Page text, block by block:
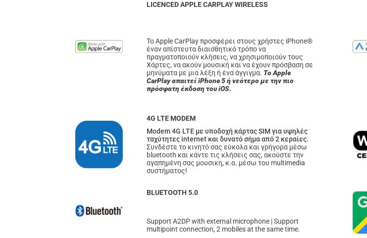
LICENCED APPLE CARPLAY WIRELESS
Το Apple CarPlay προσφέρει στους χρήστες iPhone®
έναν απίστευτα διαισθητικό τρόπο να
πραγματοποιούν κλήσεις, να χρησιμοποιούν τους
Χάρτες, να ακούν μουσική και να έχουν πρόσβαση σε
μηνύματα με μια λέξη ή ένα άγγιγμα. Το Apple
CarPlay απαιτεί iPhone 5 ή νεότερο με την πιο
πρόσφατη έκδοση του iOS.
4G LTE MODEM
Modem 4G LTE με υποδοχή κάρτας SIM για υψηλές
ταχύτητες internet και δυνατό σήμα από 2 κεραίες.
Συνδέστε το κινητό σας εύκολα και γρήγορα μέσω
bluetooth και κάντε τις κλήσεις σας, ακούστε την
αγαπημένη σας μουσικη, κ.α. μέσω του multimedia
συστήματος!
BLUETOOTH 5.0
Support A2DP with external microphone | Support
multipoint connection, 2 mobiles at the same time.